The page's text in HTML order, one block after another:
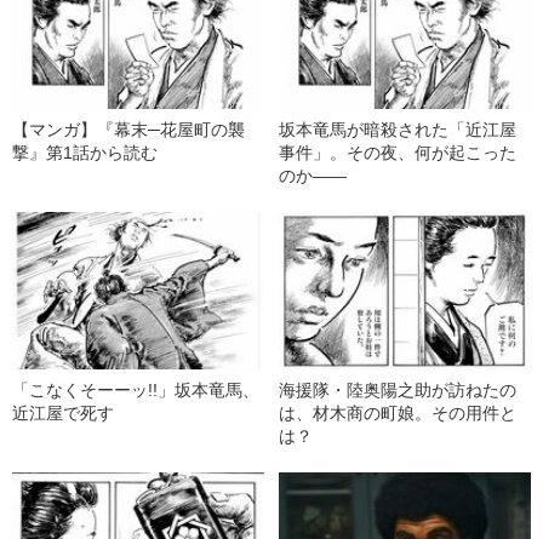
【マンガ】『幕末─花屋町の襲
撃』第1話から読む
坂本竜馬が暗殺された「近江屋
事件」。その夜、何が起こった
のか――
「こなくそーーッ!!」坂本竜馬、
近江屋で死す
海援隊・陸奥陽之助が訪ねたの
は、材木商の町娘。その用件と
は？